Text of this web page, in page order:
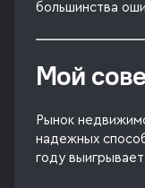
большинства
Мой
Рынок
надежных
году